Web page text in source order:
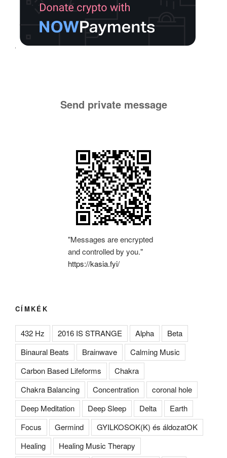
Send private message
"Messages are encrypted
and controlled by you."
https://kasia.fyi/
CÍMKÉK
432 Hz 2016 IS STRANGE Alpha
Beta
Binaural Beats
Brainwave
Calming Music
Carbon Based Lifeforms
Chakra
Chakra Balancing
Concentration
coronal hole
Deep Meditation
Deep Sleep Delta
Earth
Focus
Germind
GYILKOSOK(K) és áldozatOK
Healing
Healing Music Therapy